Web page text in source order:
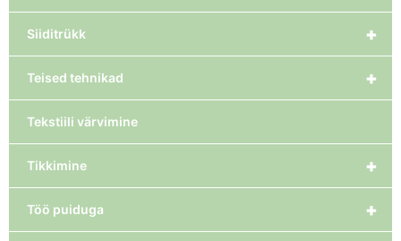
+
Siiditrükk
+
Teised tehnikad
Tekstiili värvimine
+
Tikkimine
+
Töö puiduga